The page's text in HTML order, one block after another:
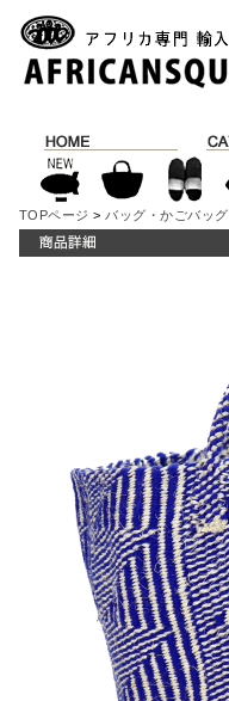
TOPページ > バッグ・かごバッグ